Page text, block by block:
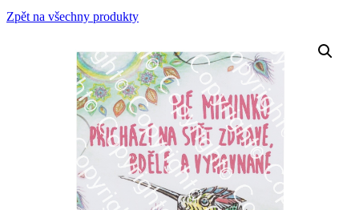
Zpět na všechny produkty